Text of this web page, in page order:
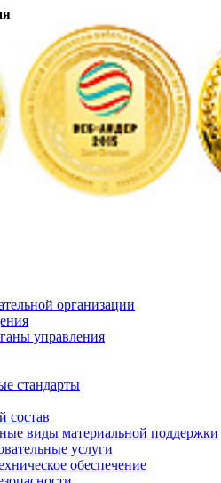
организации
управления
стандарты
состав
виды материальной поддержки
услуги
обеспечение